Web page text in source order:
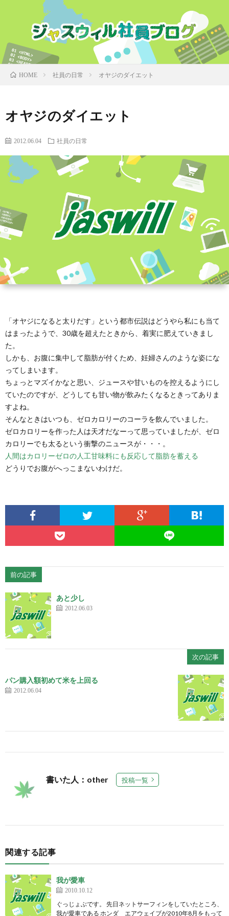
HOME 社員の日常 オヤジのダイエット
オヤジのダイエット
2012.06.04 社員の日常
「オヤジになると太りだす」という都市伝説はどうやら私にも当て
はまったようで、30歳を超えたときから、着実に肥えていきまし
た。
しかも、お腹に集中して脂肪が付くため、妊婦さんのような姿にな
ってしまいます。
ちょっとマズイかなと思い、ジュースや甘いものを控えるようにし
ていたのですが、どうしても甘い物が飲みたくなるときってありま
すよね。
そんなときはいつも、ゼロカロリーのコーラを飲んでいました。
ゼロカロリーを作った人は天才だなーって思っていましたが、ゼロ
カロリーでも太るという衝撃のニュースが・・・。
人間はカロリーゼロの人工甘味料にも反応して脂肪を蓄える
どうりでお腹がへっこまないわけだ。
前の記事
あと少し
2012.06.03
次の記事
パン購入額初めて米を上回る
2012.06.04
書いた人：other 投稿一覧
関連する記事
我が愛車
2010.10.12
ぐっじょぶです。 先日ネットサーフィンをしていたところ、
我が愛車である ホンダ エアウェイブが2010年8月をもって